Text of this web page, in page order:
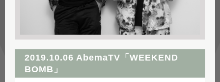
2019.10.06 AbemaTV「WEEKEND
BOMB」